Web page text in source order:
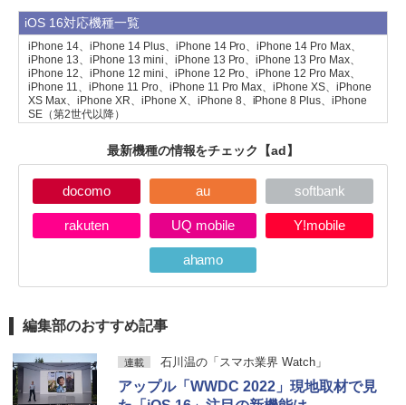
iOS 16対応機種一覧
iPhone 14、iPhone 14 Plus、iPhone 14 Pro、iPhone 14 Pro Max、
iPhone 13、iPhone 13 mini、iPhone 13 Pro、iPhone 13 Pro Max、
iPhone 12、iPhone 12 mini、iPhone 12 Pro、iPhone 12 Pro Max、
iPhone 11、iPhone 11 Pro、iPhone 11 Pro Max、iPhone XS、iPhone
XS Max、iPhone XR、iPhone X、iPhone 8、iPhone 8 Plus、iPhone
SE（第2世代以降）
最新機種の情報をチェック 【ad】
docomo au softbank
rakuten UQ mobile Y!mobile
ahamo
編集部のおすすめ記事
連載 石川温の「スマホ業界 Watch」
アップル「WWDC 2022」現地取材で見